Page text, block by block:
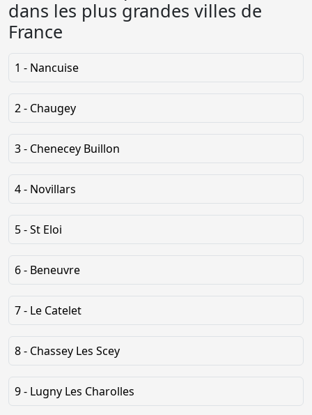
dans les plus grandes villes de
France
1 - Nancuise
2 - Chaugey
3 - Chenecey Buillon
4 - Novillars
5 - St Eloi
6 - Beneuvre
7 - Le Catelet
8 - Chassey Les Scey
9 - Lugny Les Charolles